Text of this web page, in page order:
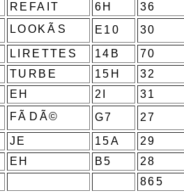
REFAIT 6H
36
LOOKÃS E10
30
LIRETTES 14B
70
TURBE 15H
32
EH 2I
31
FÃDÃ© G7
27
JE 15A
29
EH
B5
28
865